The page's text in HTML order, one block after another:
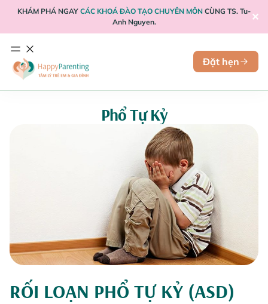
KHÁM PHÁ NGAY CÁC KHOÁ ĐÀO TẠO CHUYÊN MÔN CÙNG TS. Tu-
Anh Nguyen.
✕
Đặt hẹn
Phổ Tự Kỷ
RỐI LOẠN PHỔ TỰ KỶ (ASD)